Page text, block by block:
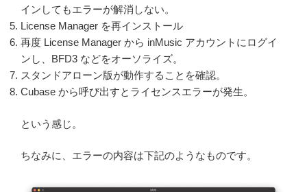
インしてもエラーが解消しない。
License Manager を再インストール
再度 License Manager から inMusic アカウントにログイ
ンし、BFD3 などをオーソライズ。
スタンドアローン版が動作することを確認。
Cubase から呼び出すとライセンスエラーが発生。
という感じ。
ちなみに、エラーの内容は下記のようなものです。